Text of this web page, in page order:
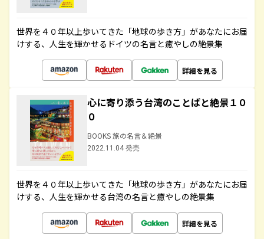
世界を４０年以上歩いてきた「地球の歩き方」があなたにお届
けする、人生を輝かせるドイツの名言と癒やしの絶景集
詳細を見る
心に寄り添う台湾のことばと絶景１０
０
BOOKS 旅の名言＆絶景
2022.11.04 発売
世界を４０年以上歩いてきた「地球の歩き方」があなたにお届
けする、人生を輝かせる台湾の名言と癒やしの絶景集
詳細を見る